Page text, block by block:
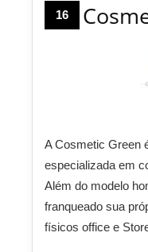
16
A Cosmetic Green
especializada em
Além do modelo
franqueado sua
físicos office e